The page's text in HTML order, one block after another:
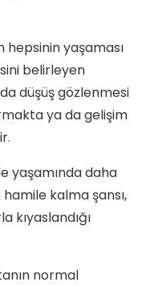
hepsinin yaşaması
belirleyen
düşüş gözlenmesi
ya da gelişim
yaşamında daha
kalma şansı,
kıyaslandığı
normal